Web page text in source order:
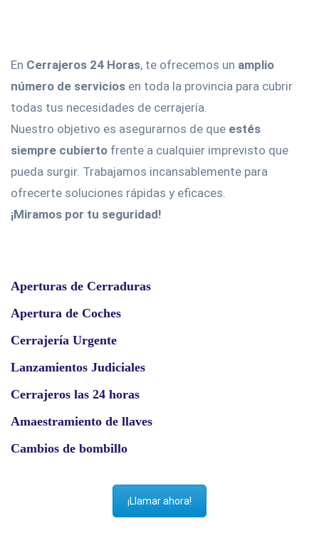
En Cerrajeros 24 Horas, te ofrecemos un amplio
número de servicios en toda la provincia para cubrir
todas tus necesidades de cerrajería.
Nuestro objetivo es asegurarnos de que estés
siempre cubierto frente a cualquier imprevisto que
pueda surgir. Trabajamos incansablemente para
ofrecerte soluciones rápidas y eficaces.
¡Miramos por tu seguridad!
Aperturas de Cerraduras
Apertura de Coches
Cerrajería Urgente
Lanzamientos Judiciales
Cerrajeros las 24 horas
Amaestramiento de llaves
Cambios de bombillo
¡Llamar ahora!